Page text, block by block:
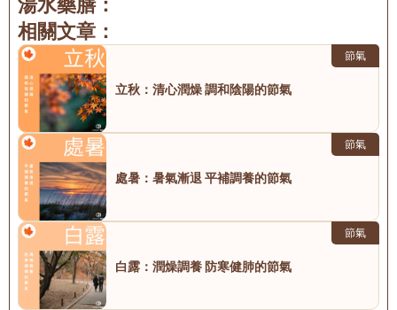
相關文章：
節氣
立秋：清心潤燥 調和陰陽的節氣
節氣
處暑：暑氣漸退 平補調養的節氣
節氣
白露：潤燥調養 防寒健肺的節氣